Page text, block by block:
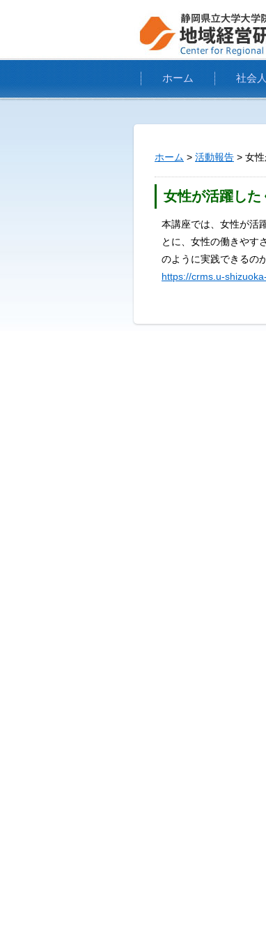
ホーム 社会
ホーム > 活動報告 > 女
女性が活躍した
本講座では、女性が活
とに、女性の働きやす
のように実践できるの
https://crms.u-